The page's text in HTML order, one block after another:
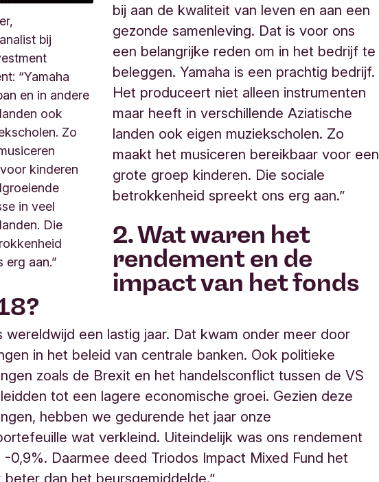
bij
“Yamaha
en in andere
ook
Zo
kinderen
in veel
Die
erg aan.”
bij aan de kwaliteit van leven en aan een
gezonde samenleving. Dat is voor ons
een belangrijke reden om in het bedrijf te
beleggen. Yamaha is een prachtig bedrijf.
Het produceert niet alleen instrumenten
maar heeft in verschillende Aziatische
landen ook eigen muziekscholen. Zo
maakt het musiceren bereikbaar voor een
grote groep kinderen. Die sociale
betrokkenheid spreekt ons erg aan.”
2. Wat waren het
rendement en de
impact van het fonds
wereldwijd een lastig jaar. Dat kwam onder meer door
in het beleid van centrale banken. Ook politieke
zoals de Brexit en het handelsconflict tussen de VS
tot een lagere economische groei. Gezien deze
hebben we gedurende het jaar onze
wat verkleind. Uiteindelijk was ons rendement
-0,9%. Daarmee deed Triodos Impact Mixed Fund het
beter dan het beursgemiddelde.”